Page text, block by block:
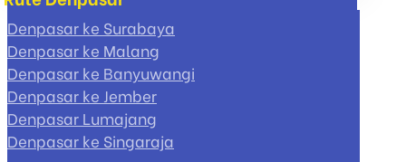
Denpasar ke Surabaya
Denpasar ke Malang
Denpasar ke Banyuwangi
Denpasar ke Jember
Denpasar Lumajang
Denpasar ke Singaraja